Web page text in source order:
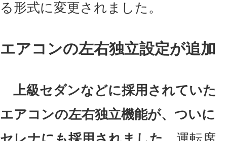
る形式に変更されました。
エアコンの左右独立設定が追加
上級セダンなどに採用されていた
エアコンの左右独立機能が、ついに